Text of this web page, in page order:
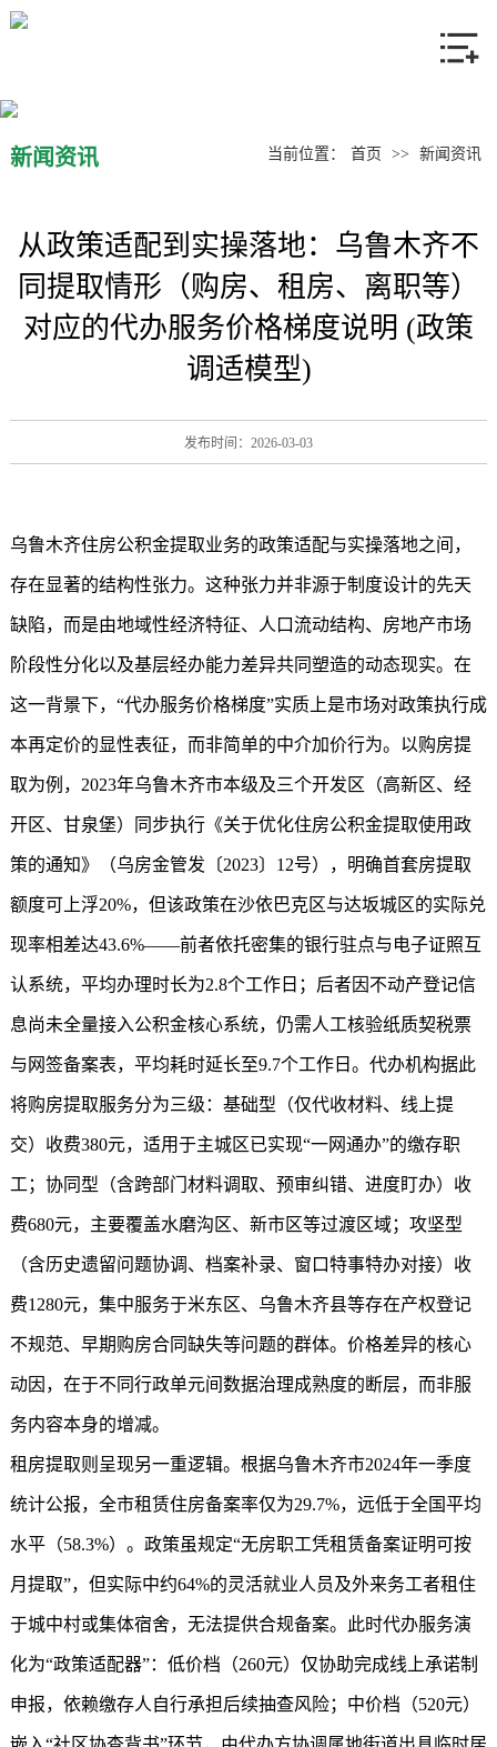
产品中心
联系我们
新闻资讯 当前位置： 首页 >> 新闻资讯
从政策适配到实操落地：乌鲁木齐不
同提取情形（购房、租房、离职等）
对应的代办服务价格梯度说明 (政策
调适模型)
发布时间：2026-03-03
乌鲁木齐住房公积金提取业务的政策适配与实操落地之间，
存在显著的结构性张力。这种张力并非源于制度设计的先天
缺陷，而是由地域性经济特征、人口流动结构、房地产市场
阶段性分化以及基层经办能力差异共同塑造的动态现实。在
这一背景下，“代办服务价格梯度”实质上是市场对政策执行成
本再定价的显性表征，而非简单的中介加价行为。以购房提
取为例，2023年乌鲁木齐市本级及三个开发区（高新区、经
开区、甘泉堡）同步执行《关于优化住房公积金提取使用政
策的通知》（乌房金管发〔2023〕12号），明确首套房提取
额度可上浮20%，但该政策在沙依巴克区与达坂城区的实际兑
现率相差达43.6%——前者依托密集的银行驻点与电子证照互
认系统，平均办理时长为2.8个工作日；后者因不动产登记信
息尚未全量接入公积金核心系统，仍需人工核验纸质契税票
与网签备案表，平均耗时延长至9.7个工作日。代办机构据此
将购房提取服务分为三级：基础型（仅代收材料、线上提
交）收费380元，适用于主城区已实现“一网通办”的缴存职
工；协同型（含跨部门材料调取、预审纠错、进度盯办）收
费680元，主要覆盖水磨沟区、新市区等过渡区域；攻坚型
（含历史遗留问题协调、档案补录、窗口特事特办对接）收
费1280元，集中服务于米东区、乌鲁木齐县等存在产权登记
不规范、早期购房合同缺失等问题的群体。价格差异的核心
动因，在于不同行政单元间数据治理成熟度的断层，而非服
务内容本身的增减。
租房提取则呈现另一重逻辑。根据乌鲁木齐市2024年一季度
统计公报，全市租赁住房备案率仅为29.7%，远低于全国平均
水平（58.3%）。政策虽规定“无房职工凭租赁备案证明可按
月提取”，但实际中约64%的灵活就业人员及外来务工者租住
于城中村或集体宿舍，无法提供合规备案。此时代办服务演
化为“政策适配器”：低价档（260元）仅协助完成线上承诺制
申报，依赖缴存人自行承担后续抽查风险；中价档（520元）